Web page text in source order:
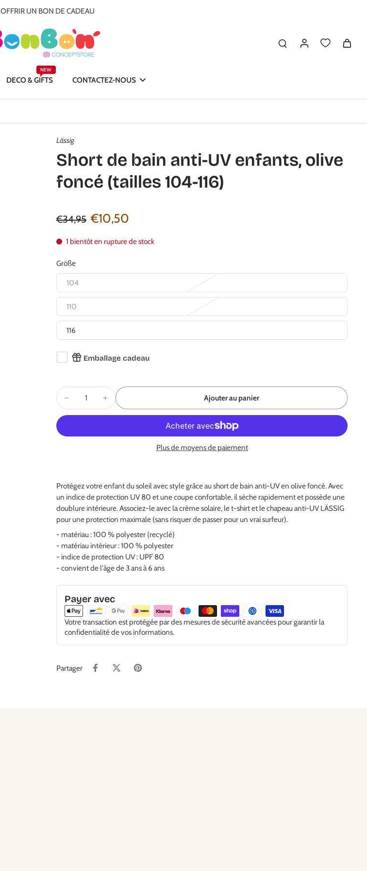
OFFRIR UN BON DE CADEAU
DECO & GIFTS
NEW
CONTACTEZ-NOUS
Lässig
Short de bain anti-UV enfants, olive
foncé (tailles 104-116)
€34,95 €10,50
1 bientôt en rupture de stock
Größe
104
110
116
Emballage cadeau
Ajouter au panier
Plus de moyens de paiement
Protégez votre enfant du soleil avec style grâce au short de bain anti-UV en olive foncé. Avec
un indice de protection UV 80 et une coupe confortable, il sèche rapidement et possède une
doublure intérieure. Associez-le avec la crème solaire, le t-shirt et le chapeau anti-UV LÄSSIG
pour une protection maximale (sans risquer de passer pour un vrai surfeur).
- matériau : 100 % polyester (recyclé)
- matériau intérieur : 100 % polyester
- indice de protection UV : UPF 80
- convient de l'âge de 3 ans à 6 ans
Payer avec
Votre transaction est protégée par des mesures de sécurité avancées pour garantir la
confidentialité de vos informations.
Partager